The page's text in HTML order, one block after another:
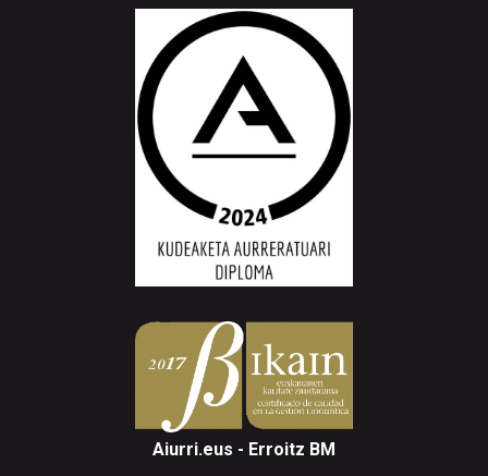
Aiurri.eus - Erroitz BM